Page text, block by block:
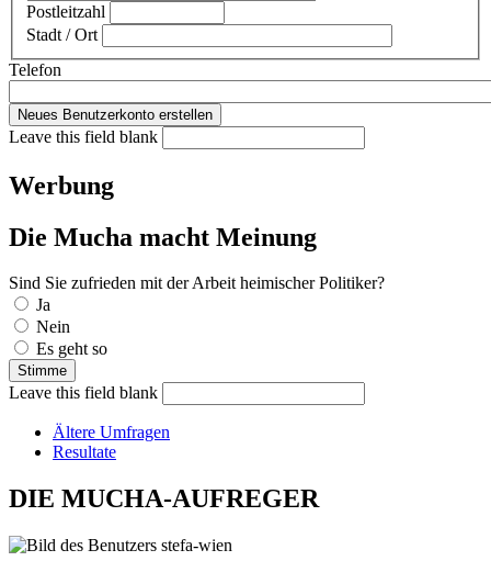
Postleitzahl
Stadt / Ort
Telefon
Leave this field blank
Werbung
Die Mucha macht Meinung
Sind Sie zufrieden mit der Arbeit heimischer Politiker?
Auswahlmöglichkeiten
Ja
Nein
Es geht so
Leave this field blank
Ältere Umfragen
Resultate
DIE MUCHA-AUFREGER